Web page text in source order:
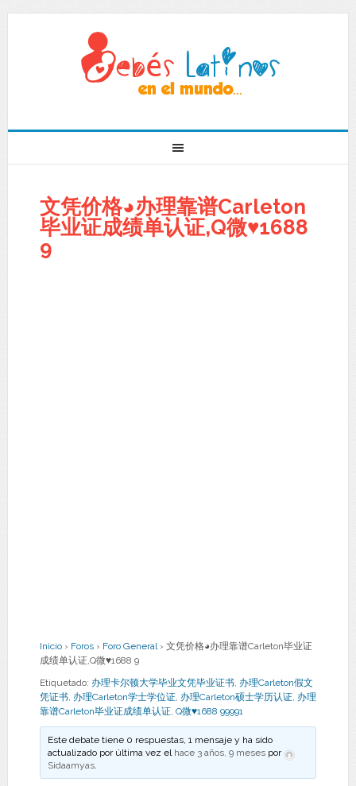
文凭价格◕办理靠谱Carleton
毕业证成绩单认证,Q微♥1688
9
Inicio › Foros › Foro General › 文凭价格◕办理靠谱Carleton毕业证
成绩单认证,Q微♥1688 9
Etiquetado: 办理卡尔顿大学毕业文凭毕业证书, 办理Carleton假文
凭证书, 办理Carleton学士学位证, 办理Carleton硕士学历认证, 办理
靠谱Carleton毕业证成绩单认证, Q微♥1688 99991
Este debate tiene 0 respuestas, 1 mensaje y ha sido
actualizado por última vez el hace 3 años, 9 meses por
Sidaamyas.